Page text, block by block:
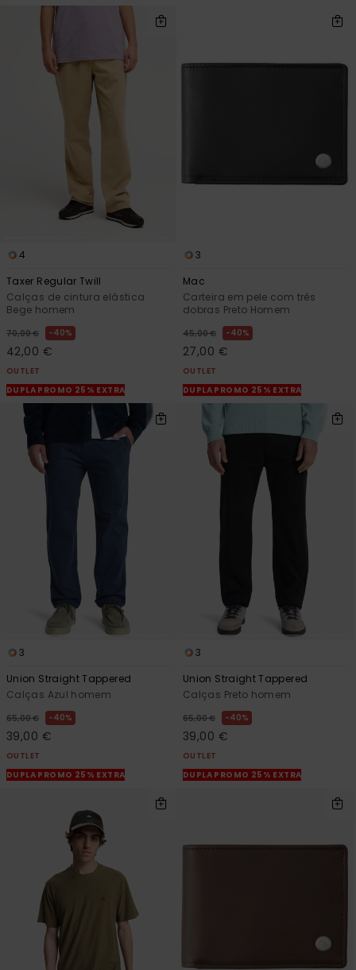
4
Taxer Regular Twill
Calças de cintura elástica
Bege homem
70,00 € 40%
42,00 €
OUTLET
DUPLA PROMO 25% EXTRA
3
Mac
Carteira em pele com três
dobras Preto Homem
45,00 € 40%
27,00 €
OUTLET
DUPLA PROMO 25% EXTRA
3
Union Straight Tappered
Calças Azul homem
65,00 € 40%
39,00 €
OUTLET
DUPLA PROMO 25% EXTRA
3
Union Straight Tappered
Calças Preto homem
65,00 € 40%
39,00 €
OUTLET
DUPLA PROMO 25% EXTRA